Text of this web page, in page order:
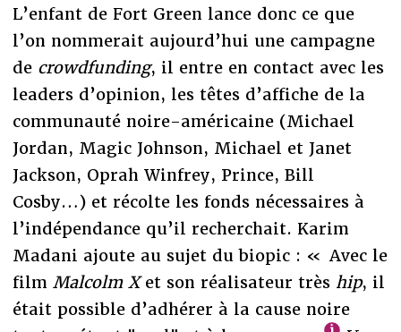
L’enfant de Fort Green lance donc ce que
l’on nommerait aujourd’hui une campagne
de crowdfunding, il entre en contact avec les
leaders d’opinion, les têtes d’affiche de la
communauté noire-américaine (Michael
Jordan, Magic Johnson, Michael et Janet
Jackson, Oprah Winfrey, Prince, Bill
Cosby…) et récolte les fonds nécessaires à
l’indépendance qu’il recherchait. Karim
Madani ajoute au sujet du biopic : « Avec le
film Malcolm Xet son réalisateur très hip, il
était possible d’adhérer à la cause noire